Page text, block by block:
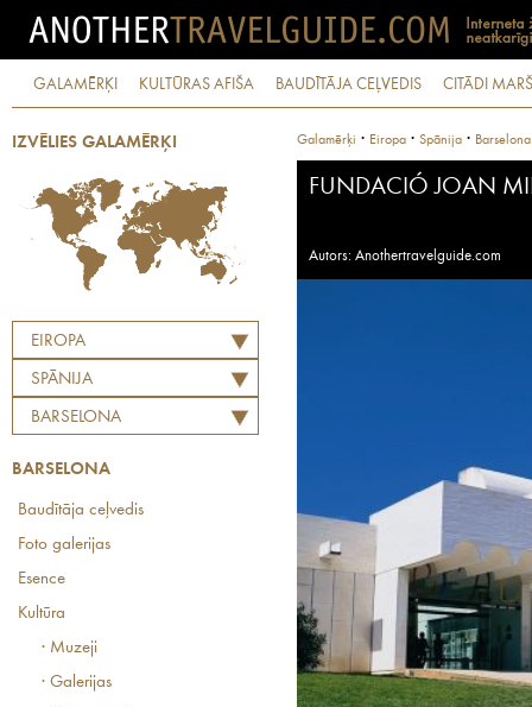
GALAMĒRĶI KULTŪRAS AFIŠA BAUDĪTĀJA CEĻVEDIS CITĀDI
IZVĒLIES GALAMĒRĶI
EIROPA
SPĀNIJA
BARSELONA
BARSELONA
Baudītāja ceļvedis
Foto galerijas
Esence
Kultūra
· Muzeji
· Galerijas
Galamērķi · Eiropa · Spānija · Barselona
FUNDACIÓ JOAN
Autors: Anothertravelguide.com